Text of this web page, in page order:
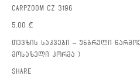
CARPZOOM CZ 3196
5.00 ₾
თევზის საკვები – უნგრული
მოსაზელი კორმა )
Share